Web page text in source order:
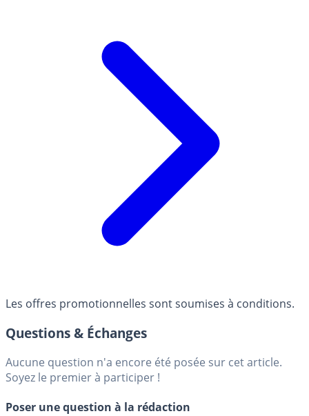
Les offres promotionnelles sont soumises à conditions.
Questions & Échanges
Aucune question n'a encore été posée sur cet article.
Soyez le premier à participer !
Poser une question à la rédaction